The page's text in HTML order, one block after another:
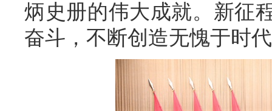
炳史册的伟大成就。新征
奋斗，不断创造无愧于时